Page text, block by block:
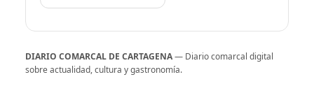
DIARIO COMARCAL DE CARTAGENA— Diario comarcal digital
sobre actualidad, cultura y gastronomía.